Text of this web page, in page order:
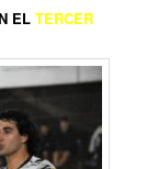
EL TERCER